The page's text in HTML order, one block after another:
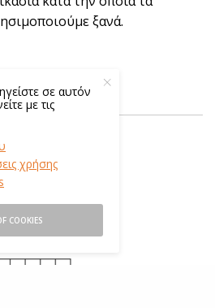
ξανά.
σε αυτόν
με τις
χρήσης
COOKIES